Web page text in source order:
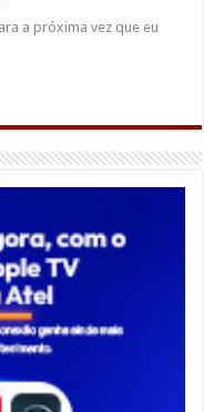
a próxima vez que eu